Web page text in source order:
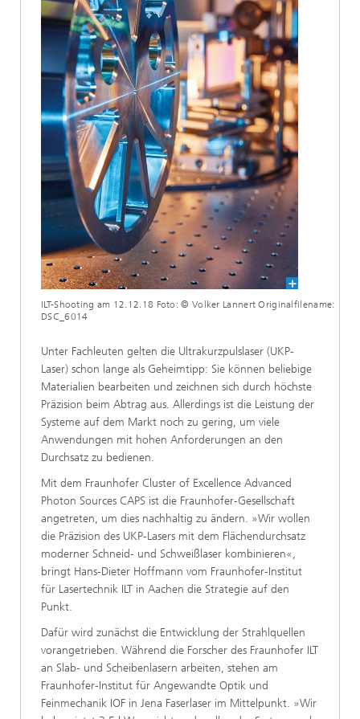
ILT-Shooting am 12.12.18 Foto: © Volker Lannert Originalfilename:
DSC_6014
Unter Fachleuten gelten die Ultrakurzpulslaser (UKP-
Laser) schon lange als Geheimtipp: Sie können beliebige
Materialien bearbeiten und zeichnen sich durch höchste
Präzision beim Abtrag aus. Allerdings ist die Leistung der
Systeme auf dem Markt noch zu gering, um viele
Anwendungen mit hohen Anforderungen an den
Durchsatz zu bedienen.
Mit dem Fraunhofer Cluster of Excellence Advanced
Photon Sources CAPS ist die Fraunhofer-Gesellschaft
angetreten, um dies nachhaltig zu ändern. »Wir wollen
die Präzision des UKP-Lasers mit dem Flächendurchsatz
moderner Schneid- und Schweißlaser kombinieren«,
bringt Hans-Dieter Hoffmann vom Fraunhofer-Institut
für Lasertechnik ILT in Aachen die Strategie auf den
Punkt.
Dafür wird zunächst die Entwicklung der Strahlquellen
vorangetrieben. Während die Forscher des Fraunhofer ILT
an Slab- und Scheibenlasern arbeiten, stehen am
Fraunhofer-Institut für Angewandte Optik und
Feinmechanik IOF in Jena Faserlaser im Mittelpunkt. »Wir